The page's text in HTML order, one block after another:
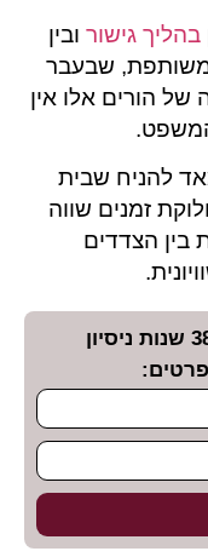
בהליך גישור ובין
משותפת, שבעבר
הורים אלו אין
להניח שבית
זמנים שווה
בין הצדדים
צריכים להתייעץ? עו”ד עם 38 שנות ניסיון